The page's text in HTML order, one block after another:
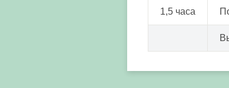
1,5 часа